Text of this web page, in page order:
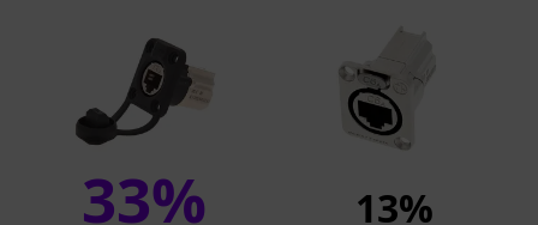
33% 13%